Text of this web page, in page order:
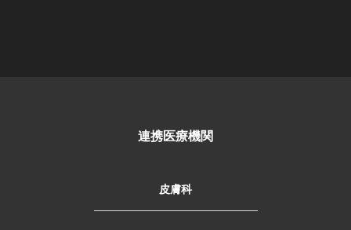
連携医療機関
皮膚科